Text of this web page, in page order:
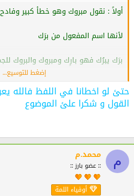
أولاً : نقول مبروك وهو خطأ كبير وفادح
لأنها اسم المفعول من برَك
برَك يبرُك فهو بارِك ومبروك والبروك
أي أننا نقول لمن نبارك له بهذا
فوقك ناقة
فإن قلنا ألف مبروك
أي ألف جمل يبرك فوق من نقول له
والصواب مبارَك
بارَك يبارِك فهو مبارِك ومبارَك
إضغط للتوسيع...
حتئ لو اخطانا في اللفظ فالله
القول و شكرا علئ الموضوع
م محمد.م
:: عضو بارز ::
أوفياء اللمة